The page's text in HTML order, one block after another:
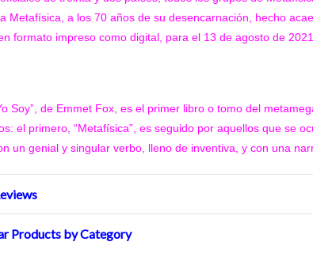
Metafísica, a los 70 años de su desencarnación, hecho
formato impreso como digital, para el 13 de agosto de
Soy” , de Emmet Fox, es el primer libro o tomo del
el primero, “Metafísica”, es seguido por aquellos que se
un genial y singular verbo, lleno de inventiva, y con una
Products by Category